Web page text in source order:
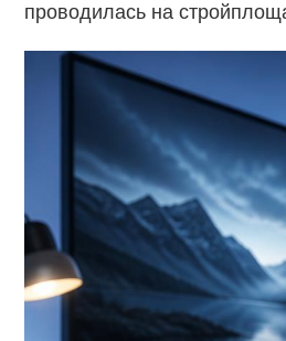
проводилась на